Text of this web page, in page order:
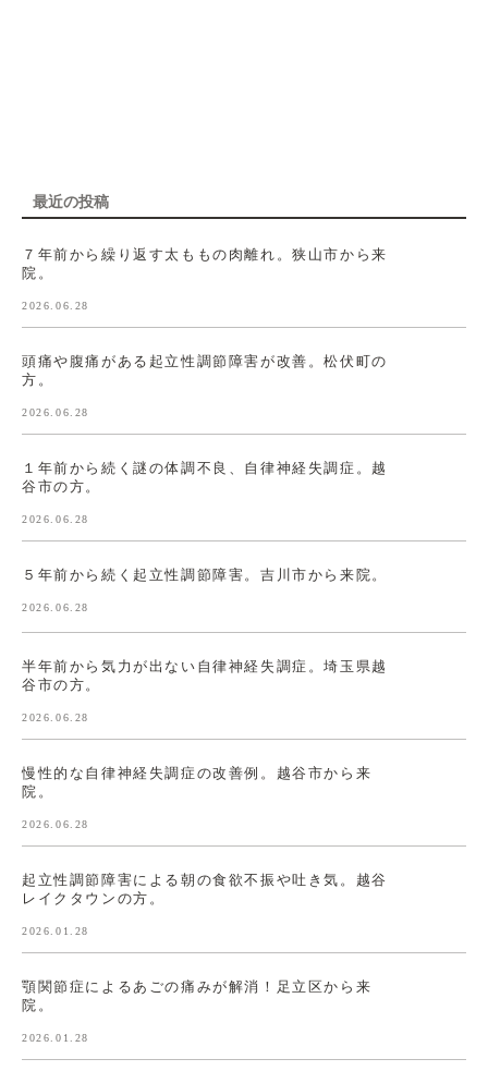
最近の投稿
７年前から繰り返す太ももの肉離れ。狭山市から来
院。
2026.06.28
頭痛や腹痛がある起立性調節障害が改善。松伏町の
方。
2026.06.28
１年前から続く謎の体調不良、自律神経失調症。越
谷市の方。
2026.06.28
５年前から続く起立性調節障害。吉川市から来院。
2026.06.28
半年前から気力が出ない自律神経失調症。埼玉県越
谷市の方。
2026.06.28
慢性的な自律神経失調症の改善例。越谷市から来
院。
2026.06.28
起立性調節障害による朝の食欲不振や吐き気。越谷
レイクタウンの方。
2026.01.28
顎関節症によるあごの痛みが解消！足立区から来
院。
2026.01.28